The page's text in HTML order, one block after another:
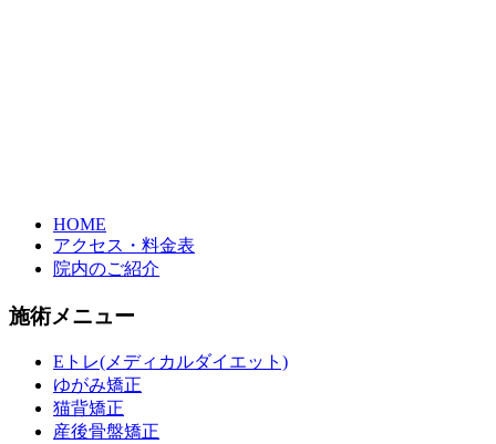
HOME
アクセス・料金表
院内のご紹介
施術メニュー
Eトレ(メディカルダイエット)
ゆがみ矯正
猫背矯正
産後骨盤矯正